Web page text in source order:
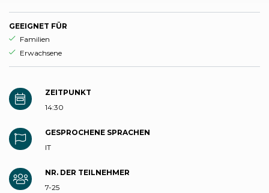
GEEIGNET FÜR
aria.ds_experience.suitable_for_prefix
Familien
aria.ds_experience.suitable_for_prefix
Erwachsene
ZEITPUNKT
14:30
GESPROCHENE SPRACHEN
IT
NR. DER TEILNEHMER
7-25